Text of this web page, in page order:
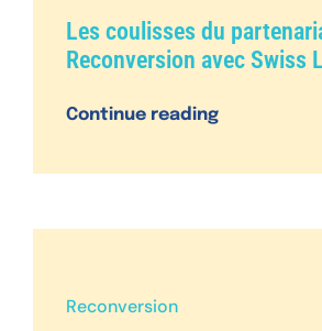
Les coulisses du
Reconversion avec Swiss
Continue reading
Reconversion